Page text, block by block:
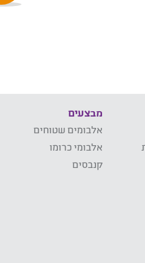
מבצעים
אלבומים שטוחים
אלבומי כרומו
קנבסים